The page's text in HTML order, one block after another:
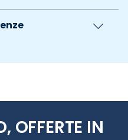
OFFERTE IN